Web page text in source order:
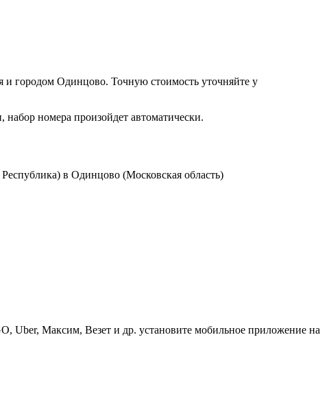
городом Одинцово. Точную стоимость уточняйте у
номера произойдет автоматически.
в Одинцово (Московская область)
Uber, Максим, Везет и др. установите мобильное приложение на